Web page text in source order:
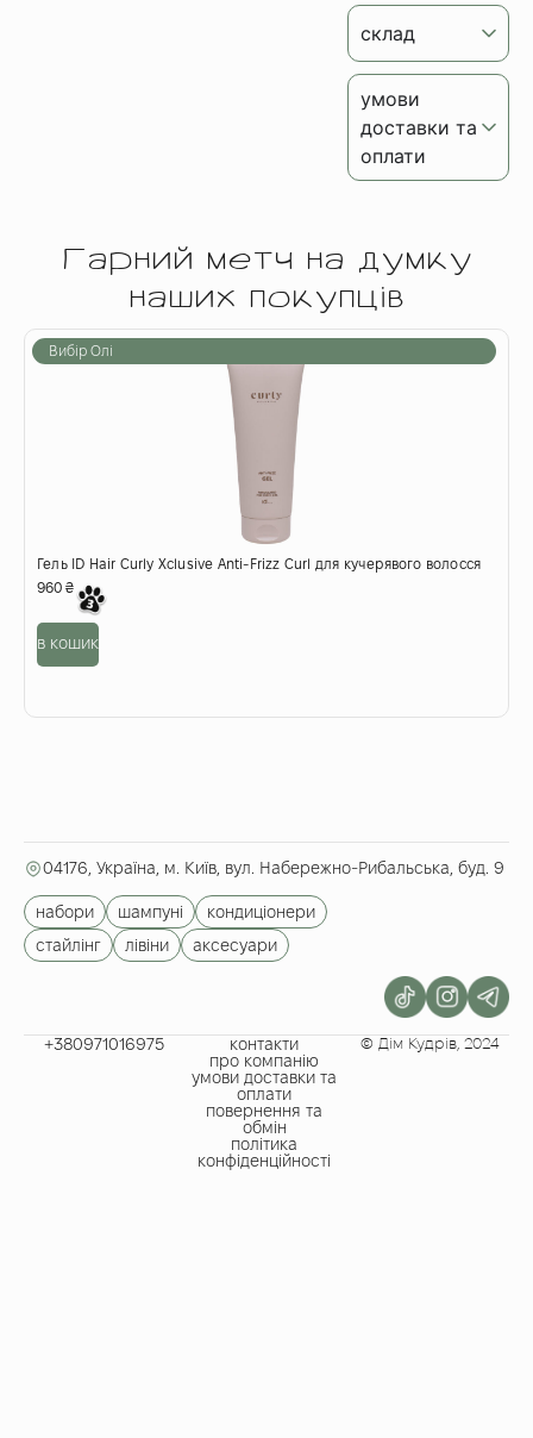
склад
умови
доставки та
оплати
Гарний метч на думку
наших покупців
Вибір Олі
Гель ID Hair Curly Xclusive Anti-Frizz Curl для кучерявого волосся
960 ₴
в кошик
04176, Україна, м. Київ, вул. Набережно-Рибальська, буд. 9
набори шампуні
кондиціонери
стайлінг
лівіни аксесуари
+380971016975​
контакти
про компанію
умови доставки та
оплати
повернення та
обмін
політика
конфіденційності
© Дім Кудрів, 2024